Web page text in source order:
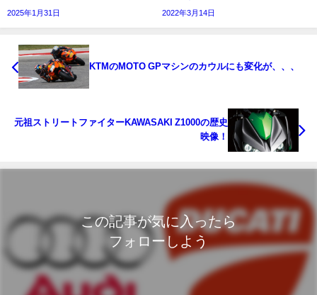
2025年1月31日 2022年3月14日
KTMのMOTO GPマシンのカウルにも変化が、、、
元祖ストリートファイターKAWASAKI Z1000の歴史
映像！
この記事が気に入ったら
フォローしよう